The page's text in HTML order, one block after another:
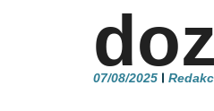
07/08/2025